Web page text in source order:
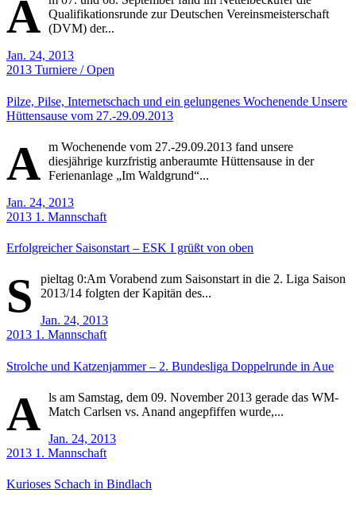
A Qualifikationsrunde zur Deutschen Vereinsmeisterschaft
(DVM) der...
Jan. 24, 2013
2013 Turniere / Open
Pilze, Pilse, Internetschach und ein gelungenes Wochenende Unsere
Hüttensause vom 27.-29.09.2013
A m Wochenende vom 27.-29.09.2013 fand unsere
diesjährige kurzfristig anberaumte Hüttensause in der
Ferienanlage „Im Waldgrund“...
Jan. 24, 2013
2013 1. Mannschaft
Erfolgreicher Saisonstart – ESK I grüßt von oben
S
pieltag 0:Am Vorabend zum Saisonstart in die 2. Liga Saison
2013/14 folgten der Kapitän des...
Jan. 24, 2013
2013 1. Mannschaft
Strolche und Katzenjammer – 2. Bundesliga Doppelrunde in Aue
A ls am Samstag, dem 09. November 2013 gerade das WM-
Match Carlsen vs. Anand angepfiffen wurde,...
Jan. 24, 2013
2013 1. Mannschaft
Kurioses Schach in Bindlach